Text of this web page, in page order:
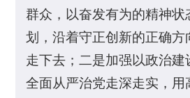
群众，以奋发有为的精神状
划，沿着守正创新的正确方
走下去；二是加强以政治建
全面从严治党走深走实，用